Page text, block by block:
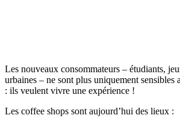
Les nouveaux consommateurs – étudiants,
urbaines – ne sont plus uniquement sensibles
: ils veulent vivre une expérience !
Les coffee shops sont aujourd’hui des lieux :